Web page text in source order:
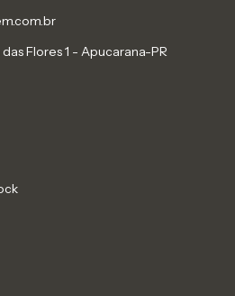
Flores 1 - Apucarana-PR